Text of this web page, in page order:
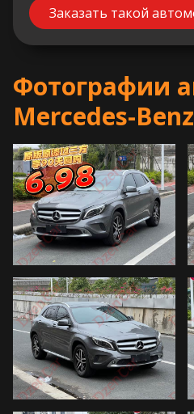
Заказать такой
Фотографии
Mercedes-